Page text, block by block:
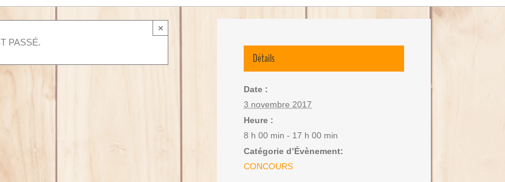
PASSÉ.
×
Détails
Date :
3 novembre 2017
Heure :
8 h 00 min - 17 h 00 min
Catégorie d’Évènement:
CONCOURS